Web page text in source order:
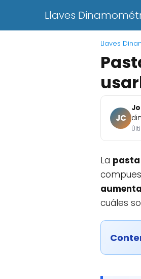
Llaves
Llaves
JC
La
cuáles